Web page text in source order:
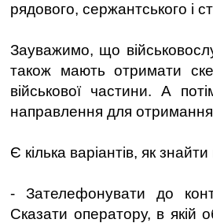
рядового, сержантського і
Зауважимо, що
також мають отримати
військової частини. А
направлення для отримання
Є кілька варіантів, як
- Зателефонувати до
Сказати оператору, в якій